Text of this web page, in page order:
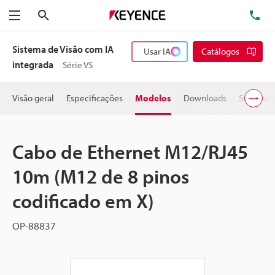
Menu
Sistema de Visão com IA
integrada
Série VS
Usar IA Catálogos
Visão geral Especificações Modelos Downloads Suporte
Cabo de Ethernet M12/RJ45
10m (M12 de 8 pinos
codificado em X)
OP-88837